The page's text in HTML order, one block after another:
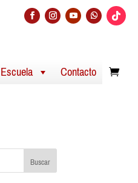
Escuela Contacto
Buscar